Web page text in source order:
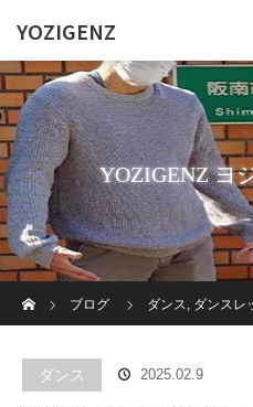
YOZIGENZ
YOZIGENZ ヨ
ブログ
ダンス, ダンスレ
ダンス 2025.02.9